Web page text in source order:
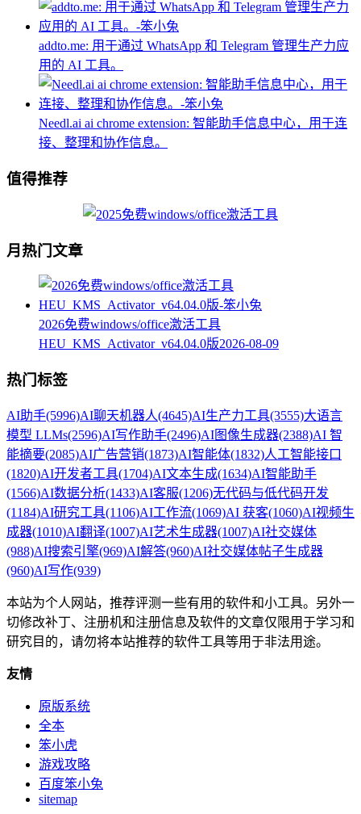
addto.me: 用于通过 WhatsApp 和 Telegram 管理生产力应
用的 AI 工具。
Needl.ai ai chrome extension: 智能助手信息中心，用于连
接、整理和协作信息。
值得推荐
月热门文章
2026免费windows/office激活工具
HEU_KMS_Activator_v64.04.0版2026-08-09
热门标签
AI助手(5996)AI聊天机器人(4645)AI生产力工具(3555)大语言
模型 LLMs(2596)AI写作助手(2496)AI图像生成器(2388)AI 智
能摘要(2085)AI广告营销(1873)AI智能体(1832)人工智能接口
(1820)AI开发者工具(1704)AI文本生成(1634)AI智能助手
(1566)AI数据分析(1433)AI客服(1206)无代码与低代码开发
(1184)AI研究工具(1106)AI工作流(1069)AI 获客(1060)AI视频生
成器(1010)AI翻译(1007)AI艺术生成器(1007)AI社交媒体
(988)AI搜索引擎(969)AI解答(960)AI社交媒体帖子生成器
(960)AI写作(939)
本站为个人网站，推荐评测一些有用的软件和小工具。另外一
切修改补丁、注册机和注册信息及软件的文章仅限用于学习和
研究目的，请勿将本站推荐的软件工具等用于非法用途。
友情
原版系统
全本
笨小虎
游戏攻略
百度笨小兔
sitemap